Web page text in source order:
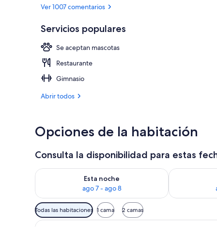
Ver 1007 comentarios
Servicios populares
Se aceptan mascotas
Restaurante
Gimnasio
Abrir todos
Opciones de la habitación
Consulta la disponibilidad para estas
Esta noche
ago 7 - ago 8
Consulta la disponibilidad para esta noche, ago 7 -
Consulta la
Filtros
disponibles
Todas las habitaciones 1 cama 2 camas
Abrir
Una habitación de hotel con